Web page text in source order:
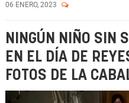
06 ENERO, 2023
NINGÚN NIÑO SIN
EN EL DÍA DE
FOTOS DE LA